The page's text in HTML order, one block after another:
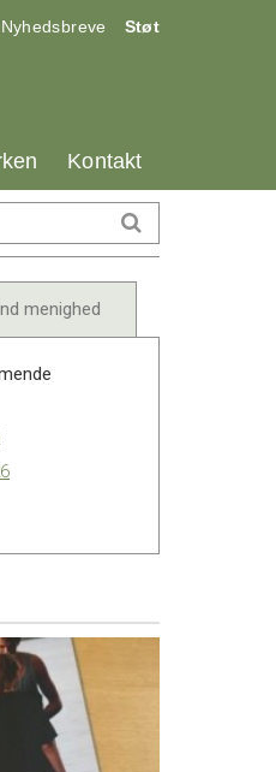
18.0:
Nyhedsbreve 19.0:
Støt
27.0:
Kontakt
menighed